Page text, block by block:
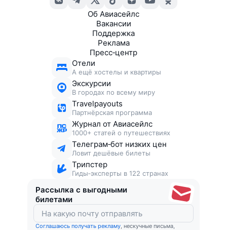
Об Авиасейлс
Вакансии
Поддержка
Реклама
Пресс‑центр
Отели
А ещё хостелы и квартиры
Экскурсии
В городах по всему миру
Travelpayouts
Партнёрская программа
Журнал от Авиасейлс
1000+ статей о путешествиях
Телеграм‑бот низких цен
Ловит дешёвые билеты
Трипстер
Гиды‑эксперты в 122 странах
Рассылка с выгодными
билетами
Соглашаюсь получать рекламу, нескучные письма,